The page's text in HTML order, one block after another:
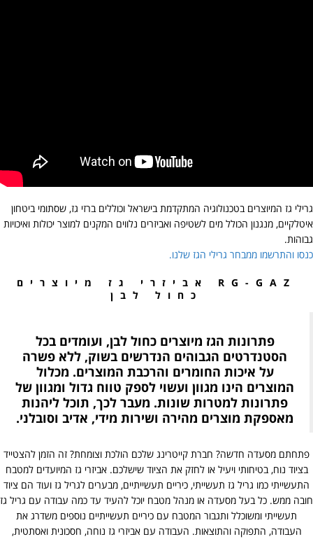
גרילי גז המיוצרים בטכנולוגיה המתקדמת בישראל וכוללים ברזי גז, שסתומי ביטחון
איטלקיים, מנגנון הכולל מים לשטיפה ואביזרים נלווים המקנים למוצר יכולות ואיכויות
גבוהות.
כנסו והתרשמו ממבחר גרילי הגז שלנו.
RG-GAZ אביזרי גז מיוצרים
כחול לבן
פתרונות הגז מיוצרים כחול לבן, ועומדים בכל
הסטנדרטים הגבוהים הנדרשים בשוק, ללא פשרה
על איכות החומרים והרכבת המוצרים. מכלול
המוצרים הינו מגוון ועשוי לספק טווח גדול ומגוון של
פתרונות למטרות שונות. מעבר לכך, תוכל ליהנות
מאספקת מוצרים מהירה ושירות מידי, אדיב וסובלני.
פתחתם מסעדה חדשה? חברת קייטרינג שלכם הולכת וצומחת? זה הזמן להצטייד
בציוד נוח, בטיחותי ויעיל או לחזק את הציוד שישלכם. אביזרי גז המיועדים למטבח
התעשייתי כמו גריל גז תעשייתי, כיריים תעשייתיים, מבערים לגריל גז ועוד הם ציוד
חובה ממש. כל בעל מסעדה או מנהל מטבח יוכל להעיד עד כמה עבודה עם גריל גז
תעשייתי ומשוכלל ותגבור המטבח עם כיריים תעשייתיים נוספים משדרג את
העבודה, התפוקה והתוצאות. העבודה עם אביזרי גז נוחה, חסכונית ואסתטית,